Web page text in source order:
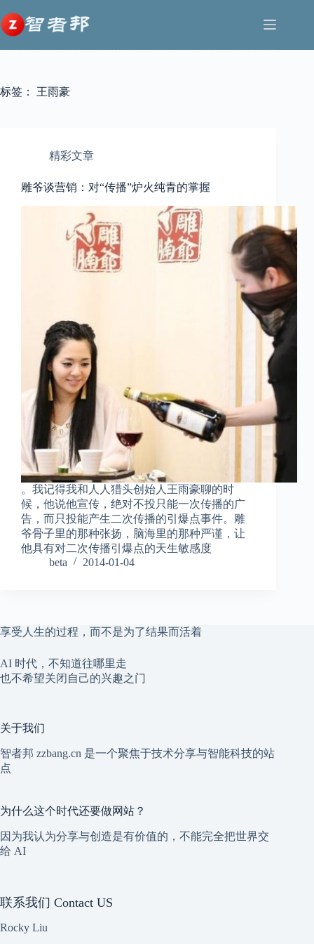
至
内
容
标签： 王雨豪
精彩文章
雕爷谈营销：对“传播”炉火纯青的掌握
。我记得我和人人猎头创始人王雨豪聊的时
候，他说他宣传，绝对不投只能一次传播的广
告，而只投能产生二次传播的引爆点事件。雕
爷骨子里的那种张扬，脑海里的那种严谨，让
他具有对二次传播引爆点的天生敏感度
beta
2014-01-04
享受人生的过程，而不是为了结果而活着
AI 时代，不知道往哪里走
也不希望关闭自己的兴趣之门
关于我们
智者邦 zzbang.cn 是一个聚焦于技术分享与智能科技的站
点
为什么这个时代还要做网站？
因为我认为分享与创造是有价值的，不能完全把世界交
给 AI
联系我们 Contact US
Rocky Liu